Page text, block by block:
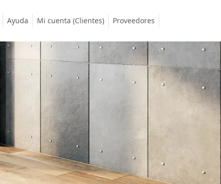
Ayuda Mi cuenta (Clientes) Proveedores